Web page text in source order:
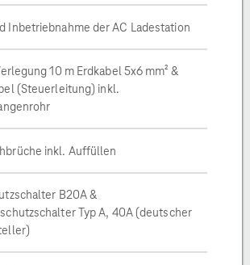
Inbetriebnahme der AC Ladestation
10 m Erdkabel 5x6 mm² &
(Steuerleitung) inkl.
inkl. Auffüllen
B20A &
Typ A, 40A (deutscher